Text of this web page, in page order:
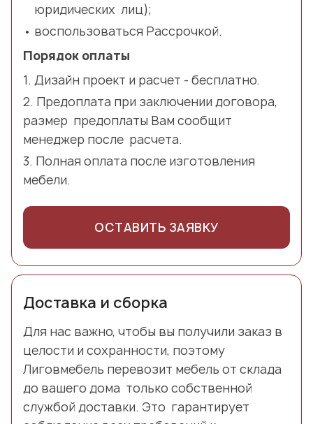
юридических лиц);
воспользоваться Рассрочкой.
Порядок оплаты
Дизайн проект и расчет - бесплатно.
Предоплата при заключении договора,
размер предоплаты Вам сообщит
менеджер после расчета.
Полная оплата после изготовления
мебели.
ОСТАВИТЬ ЗАЯВКУ
Доставка и сборка
Для нас важно, чтобы вы получили заказ в
целости и сохранности, поэтому
Лиговмебель перевозит мебель от склада
до вашего дома только собственной
службой доставки. Это гарантирует